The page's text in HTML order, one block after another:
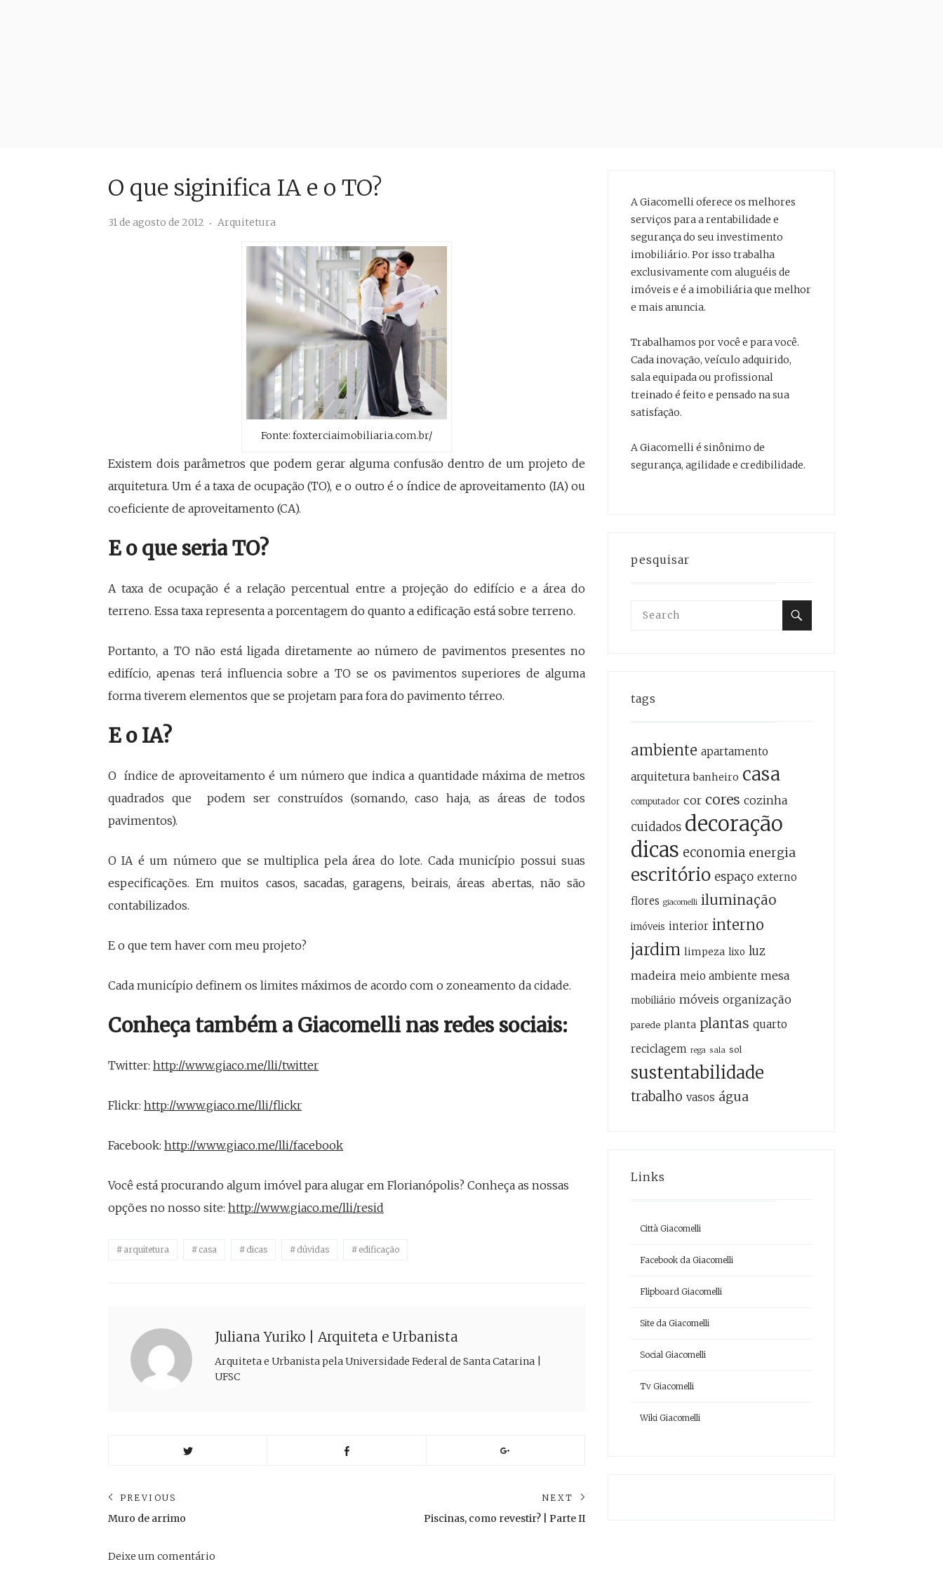
O que siginifica IA e o TO?
31 de agosto de 2012 Arquitetura
Fonte: foxterciaimobiliaria.com.br/
Existem dois parâmetros que podem gerar alguma confusão dentro de um projeto de
arquitetura. Um é a taxa de ocupação (TO), e o outro é o índice de aproveitamento (IA) ou
coeficiente de aproveitamento (CA).
E o que seria TO?
A taxa de ocupação é a relação percentual entre a projeção do edifício e a área do
terreno. Essa taxa representa a porcentagem do quanto a edificação está sobre terreno.
Portanto, a TO não está ligada diretamente ao número de pavimentos presentes no
edifício, apenas terá influencia sobre a TO se os pavimentos superiores de alguma
forma tiverem elementos que se projetam para fora do pavimento térreo.
E o IA?
O índice de aproveitamento é um número que indica a quantidade máxima de metros
quadrados que podem ser construídos (somando, caso haja, as áreas de todos
pavimentos).
O IA é um número que se multiplica pela área do lote. Cada município possui suas
especificações. Em muitos casos, sacadas, garagens, beirais, áreas abertas, não são
contabilizados.
E o que tem haver com meu projeto?
Cada município definem os limites máximos de acordo com o zoneamento da cidade.
Conheça também a Giacomelli nas redes sociais:
Twitter: http://www.giaco.me/lli/twitter
Flickr: http://www.giaco.me/lli/flickr
Facebook: http://www.giaco.me/lli/facebook
Você está procurando algum imóvel para alugar em Florianópolis? Conheça as nossas
opções no nosso site: http://www.giaco.me/lli/resid
arquitetura casa dicas dúvidas edificação
Juliana Yuriko | Arquiteta e Urbanista
Arquiteta e Urbanista pela Universidade Federal de Santa Catarina |
UFSC
Navegação
de
PREVIOUS
Previous
Muro de arrimo
NEXT
Next
Piscinas, como revestir? | Parte II
Deixe um comentário
A Giacomelli oferece os melhores
serviços para a rentabilidade e
segurança do seu investimento
imobiliário. Por isso trabalha
exclusivamente com aluguéis de
imóveis e é a imobiliária que melhor
e mais anuncia.
Trabalhamos por você e para você.
Cada inovação, veículo adquirido,
sala equipada ou profissional
treinado é feito e pensado na sua
satisfação.
A Giacomelli é sinônimo de
segurança, agilidade e credibilidade.
pesquisar
Search
tags
ambiente apartamento
arquitetura banheiro casa
computador cor cores cozinha
cuidados decoração
dicas economia energia
escritório espaço externo
flores giacomelli iluminação
imóveis interior interno
jardim limpeza lixo luz
madeira meio ambiente mesa
mobiliário móveis organização
parede planta plantas quarto
reciclagem rega sala sol
sustentabilidade
trabalho vasos água
Links
Città Giacomelli
Facebook da Giacomelli
Flipboard Giacomelli
Site da Giacomelli
Social Giacomelli
Tv Giacomelli
Wiki Giacomelli